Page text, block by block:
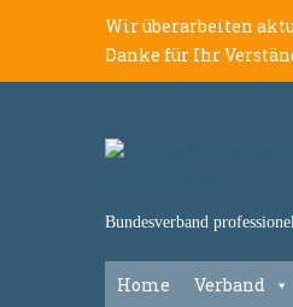
Wir überarbeiten
Danke für Ihr
Bundesverband
Home Verband